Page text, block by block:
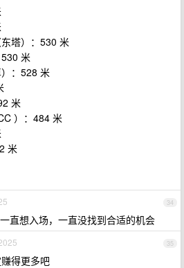
塔）：530 米
米
：528 米
米
）：484 米
米
34
直想入场，一直没找到合适的机会
35
得更多吧